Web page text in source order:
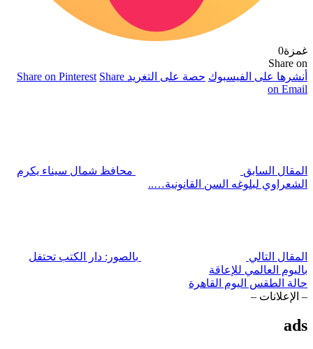
غمزة0
Share on
أنشرها على الفيسبوك حصة على التغريد Share on Pinterest Share
on Email
المقال السابق
محافظ شمال سيناء يكرم
الشعراوي لبلوغه السن القانونية…..
المقال التالي
بالصور: دار الكتب تحتفل
باليوم العالمي للإعاقة
حالة الطقس اليوم القاهرة
– الإعلانات –
ads